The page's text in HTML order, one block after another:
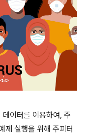
이터를 이용하여, 주
제 실행을 위해 주피터